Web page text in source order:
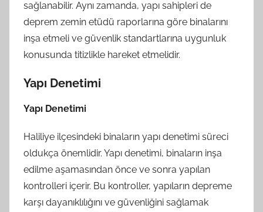
sağlanabilir. Aynı zamanda, yapı sahipleri de
deprem zemin etüdü raporlarına göre binalarını
inşa etmeli ve güvenlik standartlarına uygunluk
konusunda titizlikle hareket etmelidir.
Yapı Denetimi
Yapı Denetimi
Haliliye ilçesindeki binaların yapı denetimi süreci
oldukça önemlidir. Yapı denetimi, binaların inşa
edilme aşamasından önce ve sonra yapılan
kontrolleri içerir. Bu kontroller, yapıların depreme
karşı dayanıklılığını ve güvenliğini sağlamak